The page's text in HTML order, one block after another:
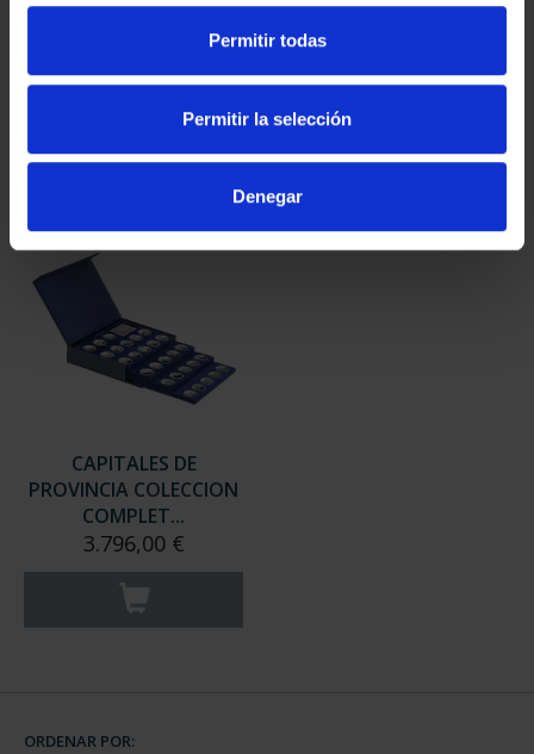
Permitir todas
Permitir la selección
Denegar
PROVINCIA 3
registrados
PROVINCIA 4
registrados
CAPITALES DE
PROVINCIA COLECCION
COMPLET...
3.796,00 €
ORDENAR POR: